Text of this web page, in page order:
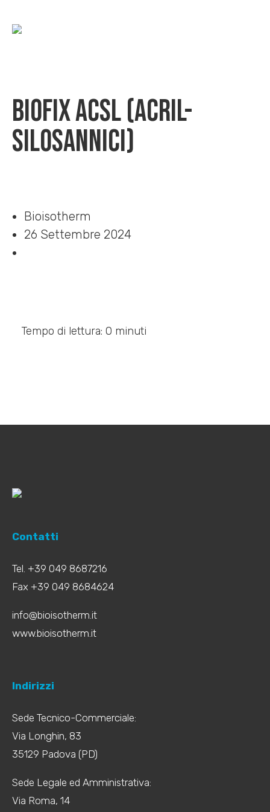
BioFIX ACSL (acril-
silosannici)
Bioisotherm
26 Settembre 2024
Tempo di lettura: 0 minuti
Contatti
Tel. +39 049 8687216
Fax +39 049 8684624
info@bioisotherm.it
www.bioisotherm.it
Indirizzi
Sede Tecnico-Commerciale:
Via Longhin, 83
35129 Padova (PD)
Sede Legale ed Amministrativa:
Via Roma, 14